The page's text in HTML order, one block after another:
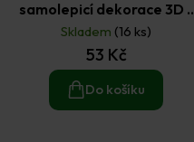
samolepicí dekorace 3D -
nevěsta 9 ks
Skladem (16 ks)
53 Kč
Do košíku